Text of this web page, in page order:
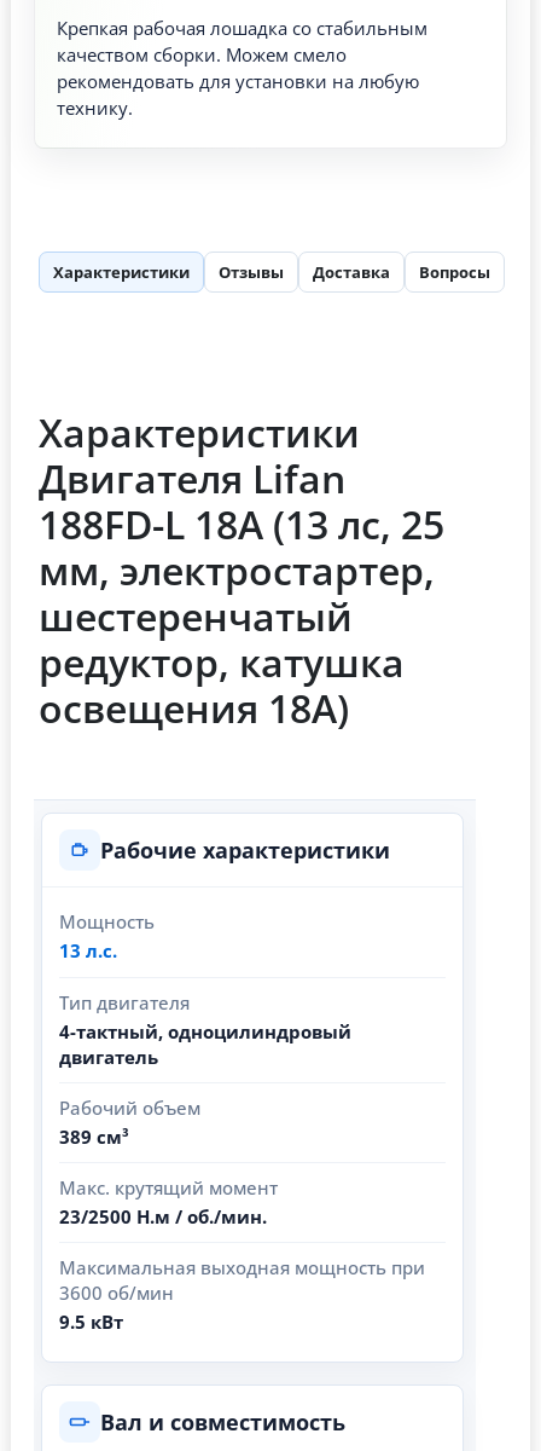
Крепкая рабочая лошадка со стабильным
качеством сборки. Можем смело
рекомендовать для установки на любую
технику.
Характеристики Отзывы Доставка Вопросы
Характеристики
Двигателя Lifan
188FD-L 18А (13 лс, 25
мм, электростартер,
шестеренчатый
редуктор, катушка
освещения 18А)
Рабочие характеристики
Мощность
13 л.с.
Тип двигателя
4-тактный, одноцилиндровый
двигатель
Рабочий объем
389 см³
Макс. крутящий момент
23/2500 Н.м / об./мин.
Максимальная выходная мощность при
3600 об/мин
9.5 кВт
Вал и совместимость